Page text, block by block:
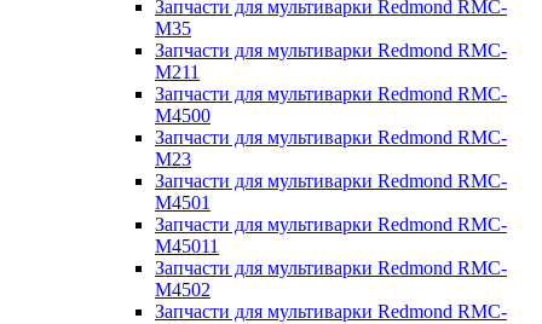
Запчасти для мультиварки Redmond RMC-
M35
Запчасти для мультиварки Redmond RMC-
M211
Запчасти для мультиварки Redmond RMC-
M4500
Запчасти для мультиварки Redmond RMC-
M23
Запчасти для мультиварки Redmond RMC-
M4501
Запчасти для мультиварки Redmond RMC-
M45011
Запчасти для мультиварки Redmond RMC-
M4502
Запчасти для мультиварки Redmond RMC-